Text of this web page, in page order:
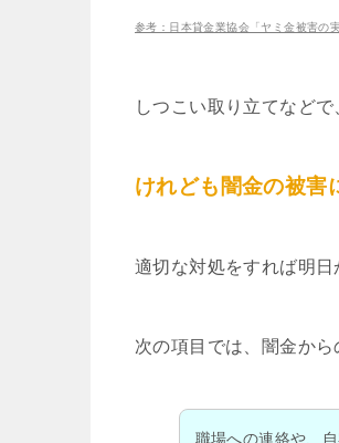
参考：日本貸金業協会「ヤミ金被害の実
しつこい取り立てなど
けれども闇金の被害
適切な対処をすれば明日
次の項目では、闇金か
職場への連絡や、